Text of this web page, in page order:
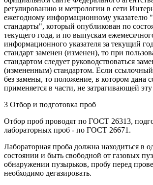
регулированию и метрологии в сети
ежегодному информационному указателю
стандарты", который опубликован по
текущего года, и по выпускам
информационного указателя за текущий
стандарт заменен (изменен), то при
стандартом следует руководствоваться
(измененным) стандартом. Если ссылочный
без замены, то положение, в котором дана
применяется в части, не затрагивающей
3 Отбор и подготовка проб
Отбор проб проводят по ГОСТ 26313,
лабораторных проб - по ГОСТ 26671.
Лабораторная проба должна находиться в
состоянии и быть свободной от газовых
обнаружении пузырьков, пробу перед
необходимо дегазировать.